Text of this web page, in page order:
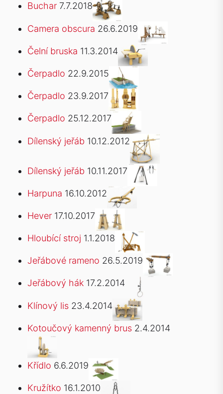
Buchar 7.7.2018
Camera obscura 26.6.2019
Čelní bruska 11.3.2014
Čerpadlo 22.9.2015
Čerpadlo 23.9.2017
Čerpadlo 25.12.2017
Dílenský jeřáb 10.12.2012
Dílenský jeřáb 10.11.2017
Harpuna 16.10.2012
Hever 17.10.2017
Hloubící stroj 1.1.2018
Jeřábové rameno 26.5.2019
Jeřábový hák 17.2.2014
Klínový lis 23.4.2014
Kotoučový kamenný brus 2.4.2014
Křídlo 6.6.2019
Kružítko 16.1.2010